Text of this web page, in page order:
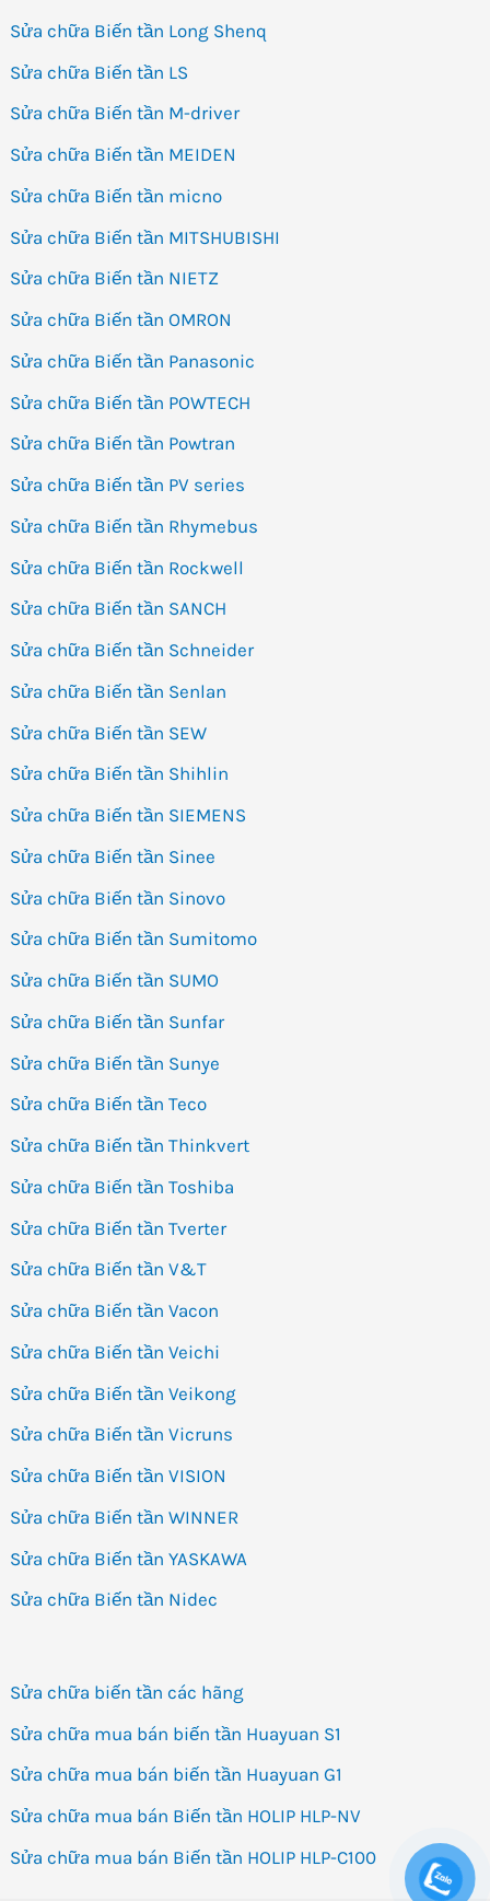
Sửa chữa Biến tần Long Shenq
Sửa chữa Biến tần LS
Sửa chữa Biến tần M-driver
Sửa chữa Biến tần MEIDEN
Sửa chữa Biến tần micno
Sửa chữa Biến tần MITSHUBISHI
Sửa chữa Biến tần NIETZ
Sửa chữa Biến tần OMRON
Sửa chữa Biến tần Panasonic
Sửa chữa Biến tần POWTECH
Sửa chữa Biến tần Powtran
Sửa chữa Biến tần PV series
Sửa chữa Biến tần Rhymebus
Sửa chữa Biến tần Rockwell
Sửa chữa Biến tần SANCH
Sửa chữa Biến tần Schneider
Sửa chữa Biến tần Senlan
Sửa chữa Biến tần SEW
Sửa chữa Biến tần Shihlin
Sửa chữa Biến tần SIEMENS
Sửa chữa Biến tần Sinee
Sửa chữa Biến tần Sinovo
Sửa chữa Biến tần Sumitomo
Sửa chữa Biến tần SUMO
Sửa chữa Biến tần Sunfar
Sửa chữa Biến tần Sunye
Sửa chữa Biến tần Teco
Sửa chữa Biến tần Thinkvert
Sửa chữa Biến tần Toshiba
Sửa chữa Biến tần Tverter
Sửa chữa Biến tần V&T
Sửa chữa Biến tần Vacon
Sửa chữa Biến tần Veichi
Sửa chữa Biến tần Veikong
Sửa chữa Biến tần Vicruns
Sửa chữa Biến tần VISION
Sửa chữa Biến tần WINNER
Sửa chữa Biến tần YASKAWA
Sửa chữa Biến tần Nidec
Sửa chữa biến tần các hãng
Sửa chữa mua bán biến tần Huayuan S1
Sửa chữa mua bán biến tần Huayuan G1
Sửa chữa mua bán Biến tần HOLIP HLP-NV
Sửa chữa mua bán Biến tần HOLIP HLP-C100